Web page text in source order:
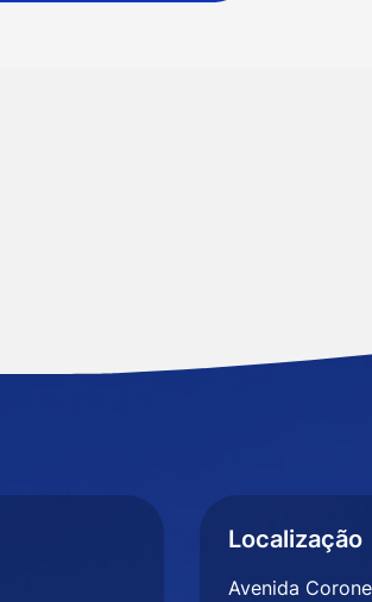
Localização
Avenida